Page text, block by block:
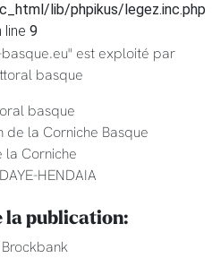
lib/phpikus/legez.inc.php
line 9
est exploité par
basque
basque
de la Corniche Basque
la Corniche
HENDAIA
la publication: